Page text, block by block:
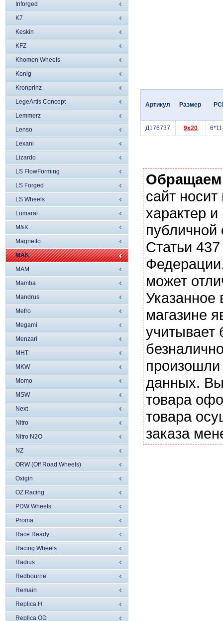
Inforged
K7
Keskin
KFZ
Khomen Wheels
Konig
Kronprinz
LegeArtis Concept
Lemmerz
Lenso
Lexani
Lizardo
LS FlowForming
LS Forged
LS Wheels
Lumarai
M&K
Magnetto
MAK
MAM
Mamba
Mandrus
Mefro
Megami
Menzari
MHT
MKW
Momo
MSW
Next
Nitro
Nitro N2O
NZ
ORW (Off Road Wheels)
Oxigin
OZ Racing
PDW Wheels
Proma
Race Ready
Racing Wheels
Radius
Redbourne
Remain
Replica H
Replica OD
Артикул Размер
Д176737 9x20
сайт
характер
Статьи
может
магазине
учитывает
данных. Вы
товара
товара
заказа